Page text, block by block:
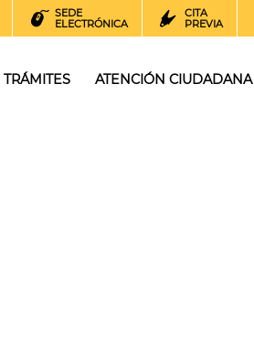
SEDE
ELECTRÓNICA
CITA
PREVIA
TRÁMITES ATENCIÓN CIUDADANA